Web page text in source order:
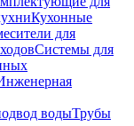
Кухонные
для
Системы для
водыТрубы